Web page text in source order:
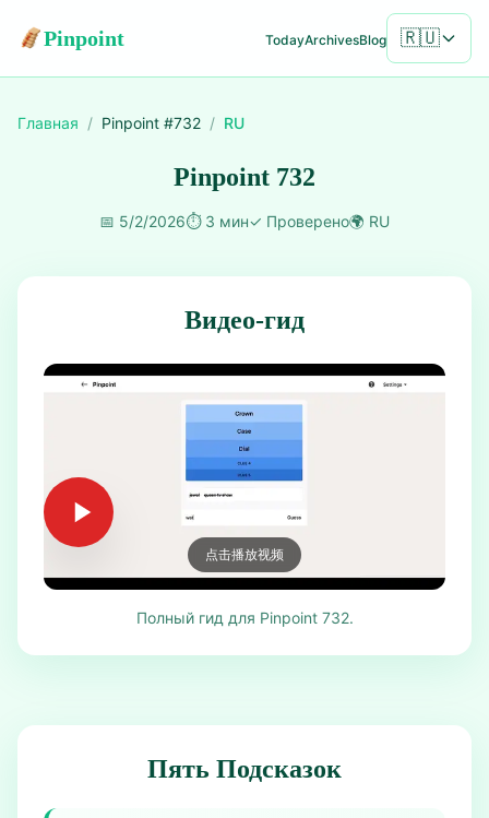
Pinpoint TodayArchivesBlog 🇷🇺
Главная / Pinpoint #732 / RU
Pinpoint 732
📅 5/2/2026⏱️ 3 мин✓ Проверено🌍 RU
Видео-гид
点击播放视频
Полный гид для Pinpoint 732.
Пять Подсказок